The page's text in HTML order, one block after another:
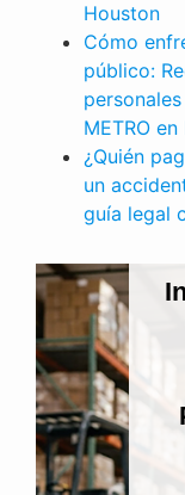
Houston
Cómo
público:
METRO
¿Quién
un
guía legal